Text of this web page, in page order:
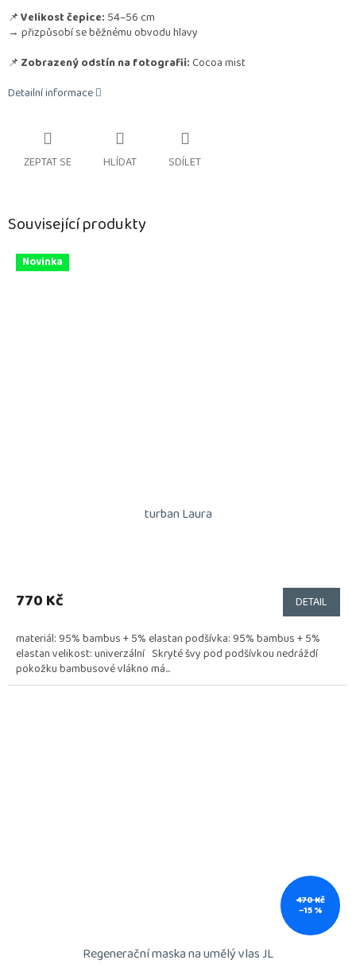
📌Velikost čepice: 54–56 cm
→ přizpůsobí se běžnému obvodu hlavy
📌Zobrazený odstín na fotografii: Cocoa mist
Detailní informace
ZEPTAT SE HLÍDAT SDÍLET
Související produkty
Novinka
turban Laura
770 Kč DETAIL
materiál: 95% bambus + 5% elastan podšívka: 95% bambus + 5%
elastan velikost: univerzální Skryté švy pod podšívkou nedráždí
pokožku bambusové vlákno má...
470 Kč
–15 %
Regenerační maska na umělý vlas JL